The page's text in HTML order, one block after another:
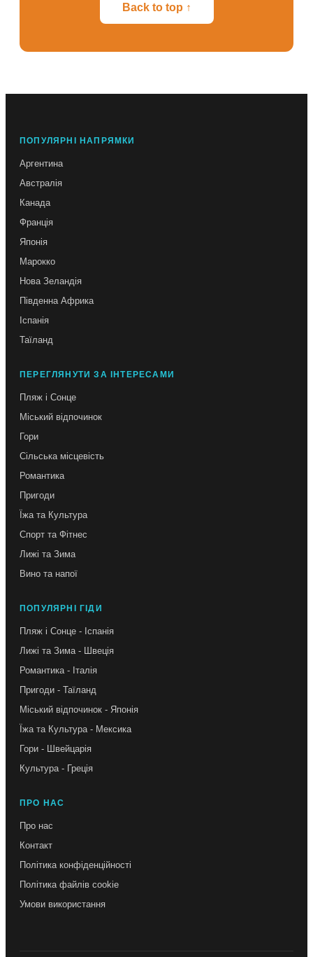
Back to top ↑
ПОПУЛЯРНІ НАПРЯМКИ
Аргентина
Австралія
Канада
Франція
Японія
Марокко
Нова Зеландія
Південна Африка
Іспанія
Таїланд
ПЕРЕГЛЯНУТИ ЗА ІНТЕРЕСАМИ
Пляж і Сонце
Міський відпочинок
Гори
Сільська місцевість
Романтика
Пригоди
Їжа та Культура
Спорт та Фітнес
Лижі та Зима
Вино та напої
ПОПУЛЯРНІ ГІДИ
Пляж і Сонце - Іспанія
Лижі та Зима - Швеція
Романтика - Італія
Пригоди - Таїланд
Міський відпочинок - Японія
Їжа та Культура - Мексика
Гори - Швейцарія
Культура - Греція
ПРО НАС
Про нас
Контакт
Політика конфіденційності
Політика файлів cookie
Умови використання